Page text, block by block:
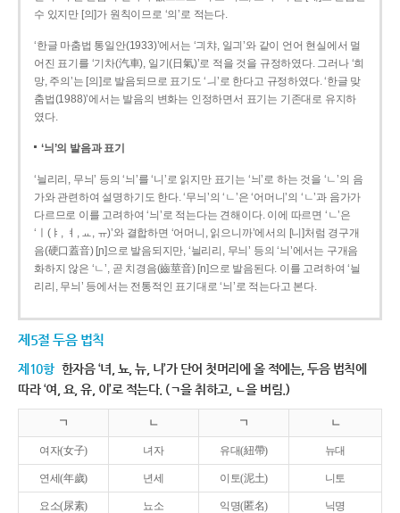
수 있지만 [의]가 원칙이므로 ‘의’로 적는다.
‘한글 마춤법 통일안(1933)’에서는 ‘긔챠, 일긔’와 같이 언어 현실에서 멀
어진 표기를 ‘기차(汽車), 일기(日氣)’로 적을 것을 규정하였다. 그러나 ‘희
망, 주의’는 [의]로 발음되므로 표기도 ‘ㅢ’로 한다고 규정하였다. ‘한글 맞
춤법(1988)’에서는 발음의 변화는 인정하면서 표기는 기존대로 유지하
였다.
‘늬’의 발음과 표기
‘늴리리, 무늬’ 등의 ‘늬’를 ‘니’로 읽지만 표기는 ‘늬’로 하는 것을 ‘ㄴ’의 음
가와 관련하여 설명하기도 한다. ‘무늬’의 ‘ㄴ’은 ‘어머니’의 ‘ㄴ’과 음가가
다르므로 이를 고려하여 ‘늬’로 적는다는 견해이다. 이에 따르면 ‘ㄴ’은
‘ㅣ(ㅑ, ㅕ, ㅛ, ㅠ)’와 결합하면 ‘어머니, 읽으니까’에서의 [니]처럼 경구개
음(硬口蓋音) [ɲ]으로 발음되지만, ‘늴리리, 무늬’ 등의 ‘늬’에서는 구개음
화하지 않은 ‘ㄴ’, 곧 치경음(齒莖音) [n]으로 발음된다. 이를 고려하여 ‘늴
리리, 무늬’ 등에서는 전통적인 표기대로 ‘늬’로 적는다고 본다.
제5절 두음 법칙
제10항 한자음 ‘녀, 뇨, 뉴, 니’가 단어 첫머리에 올 적에는, 두음 법칙에
따라 ‘여, 요, 유, 이’로 적는다. (ㄱ을 취하고, ㄴ을 버림.)
ㄱ ㄴ ㄱ ㄴ
여자(女子) 녀자 유대(紐帶) 뉴대
연세(年歲) 년세 이토(泥土) 니토
요소(尿素) 뇨소 익명(匿名) 닉명